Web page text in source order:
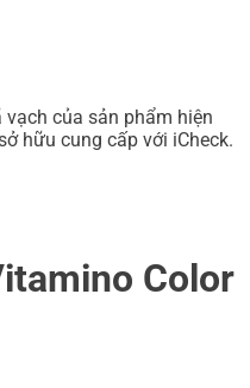
của sản phẩm hiện
hữu cung cấp với iCheck.
Color